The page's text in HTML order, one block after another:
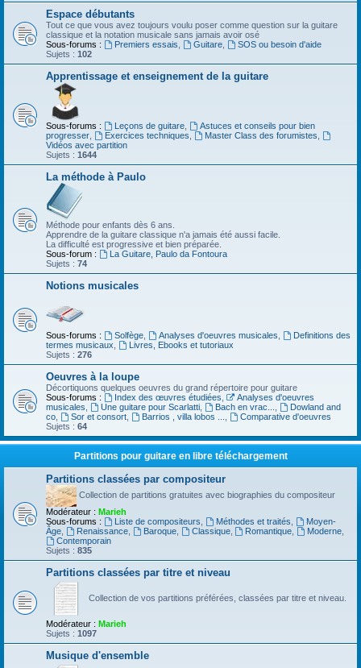
Espace débutants
Tout ce que vous avez toujours voulu poser comme question sur la guitare
classique et la notation musicale sans jamais avoir osé
Sous-forums :
Premiers essais Guitare,
SOS ou besoin d'aide
Sujets : 102
Apprentissage et enseignement de la guitare
Sous-forums : Leçons de guitare,
Astuces et conseils pour bien
progresser
Exercices techniques Master Class des forumistes
Vidéos avec partition
Sujets : 1644
La méthode à Paulo
Méthode pour enfants dès 6 ans.
Apprendre de la guitare classique n'a jamais été aussi facile.
La difficulté est progressive et bien préparée.
Sous-forum :
La Guitare, Paulo da Fontoura
Sujets : 74
Notions musicales
Sous-forums : Solfège, Analyses d'oeuvres musicales
Definitions des
termes musicaux
Livres, Ebooks et tutoriaux
Sujets : 276
Oeuvres à la loupe
Décortiquons quelques oeuvres du grand répertoire pour guitare
Sous-forums :
Index des œuvres étudiées
Analyses d'oeuvres
musicales
Une guitare pour Scarlatti, Bach en vrac...
Dowland and
co
Sor et consort, Barrios , villa lobos ...
Comparative d'oeuvres
Sujets : 64
Partitions pour guitare en libre téléchargement
Partitions classées par compositeur
Collection de partitions gratuites avec biographies du compositeur
Modérateur : Marieh
Sous-forums :
Liste de compositeurs Méthodes et traités
Moyen-
Âge
Renaissance, Baroque, Classique, Romantique Moderne
Contemporain
Sujets : 835
Partitions classées par titre et niveau
Collection de vos partitions préférées, classées par titre et niveau.
Modérateur : Marieh
Sujets : 1097
Musique d'ensemble